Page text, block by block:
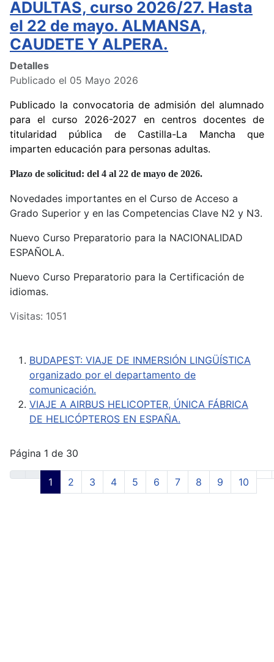
ADULTAS, curso 2026/27. Hasta
el 22 de mayo. ALMANSA,
CAUDETE Y ALPERA.
Detalles
Publicado el 05 Mayo 2026
Publicado la convocatoria de admisión del alumnado
para el curso 2026-2027 en centros docentes de
titularidad pública de Castilla-La Mancha que
imparten educación para personas adultas.
Plazo de solicitud: del 4 al 22 de mayo de 2026.
Novedades importantes en el Curso de Acceso a
Grado Superior y en las Competencias Clave N2 y N3.
Nuevo Curso Preparatorio para la NACIONALIDAD
ESPAÑOLA.
Nuevo Curso Preparatorio para la Certificación de
idiomas.
Visitas: 1051
BUDAPEST: VIAJE DE INMERSIÓN LINGÜÍSTICA
organizado por el departamento de
comunicación.
VIAJE A AIRBUS HELICOPTER, ÚNICA FÁBRICA
DE HELICÓPTEROS EN ESPAÑA.
Página 1 de 30
1 2 3 4 5 6 7 8 9 10